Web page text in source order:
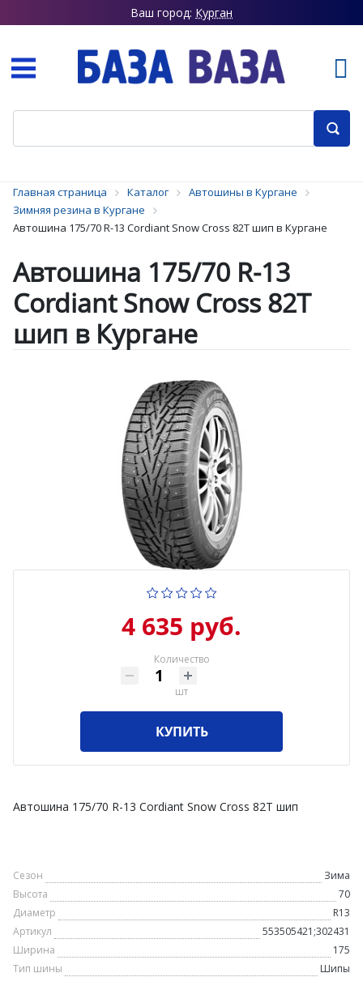
Ваш город: Курган
Главная страница Каталог
Автошины в Кургане
Зимняя резина в Кургане
Автошина 175/70 R-13 Cordiant Snow Cross 82T шип в Кургане
Автошина 175/70 R-13
Cordiant Snow Cross 82T
шип в Кургане
4 635 руб.
Количество
шт
КУПИТЬ
Автошина 175/70 R-13 Cordiant Snow Cross 82T шип
Сезон
Зима
Высота
70
Диаметр
R13
Артикул
553505421;302431
Ширина
175
Тип шины
Шипы